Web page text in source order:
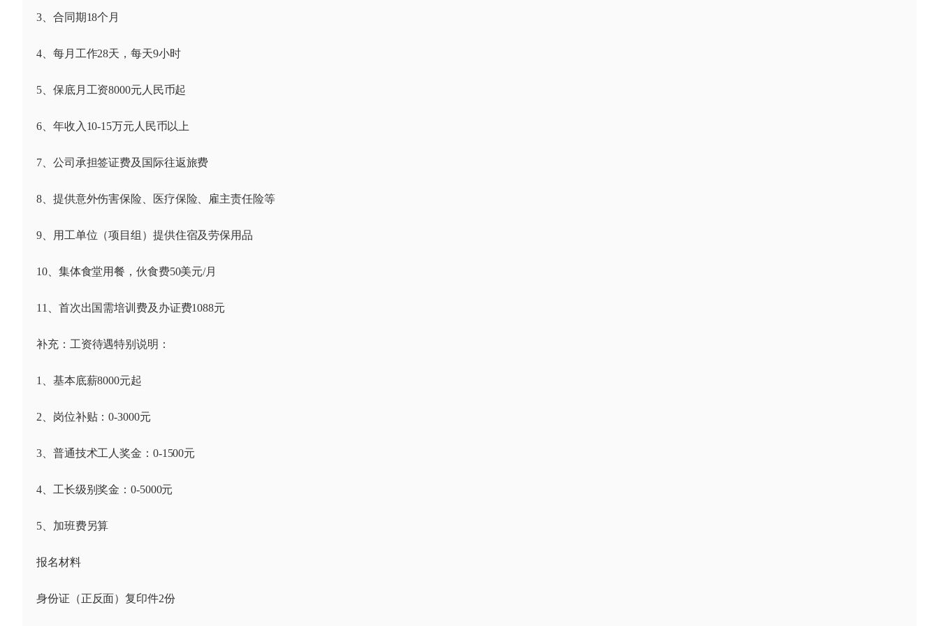
3、合同期18个月
4、每月工作28天，每天9小时
5、保底月工资8000元人民币起
6、年收入10-15万元人民币以上
7、公司承担签证费及国际往返旅费
8、提供意外伤害保险、医疗保险、雇主责任险等
9、用工单位（项目组）提供住宿及劳保用品
10、集体食堂用餐，伙食费50美元/月
11、首次出国需培训费及办证费1088元
补充：工资待遇特别说明：
1、基本底薪8000元起
2、岗位补贴：0-3000元
3、普通技术工人奖金：0-1500元
4、工长级别奖金：0-5000元
5、加班费另算
报名材料
身份证（正反面）复印件2份